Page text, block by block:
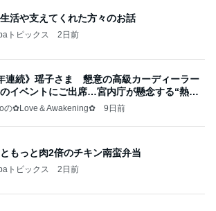
活や支えてくれた方々のお話
トピックス 2日前
連続》瑶子さま 懇意の高級カーディーラー
イベントにご出席…宮内庁が懸念する“熱心
の✿Love＆Awakening✿ 9日前
もっと肉2倍のチキン南蛮弁当
トピックス 2日前